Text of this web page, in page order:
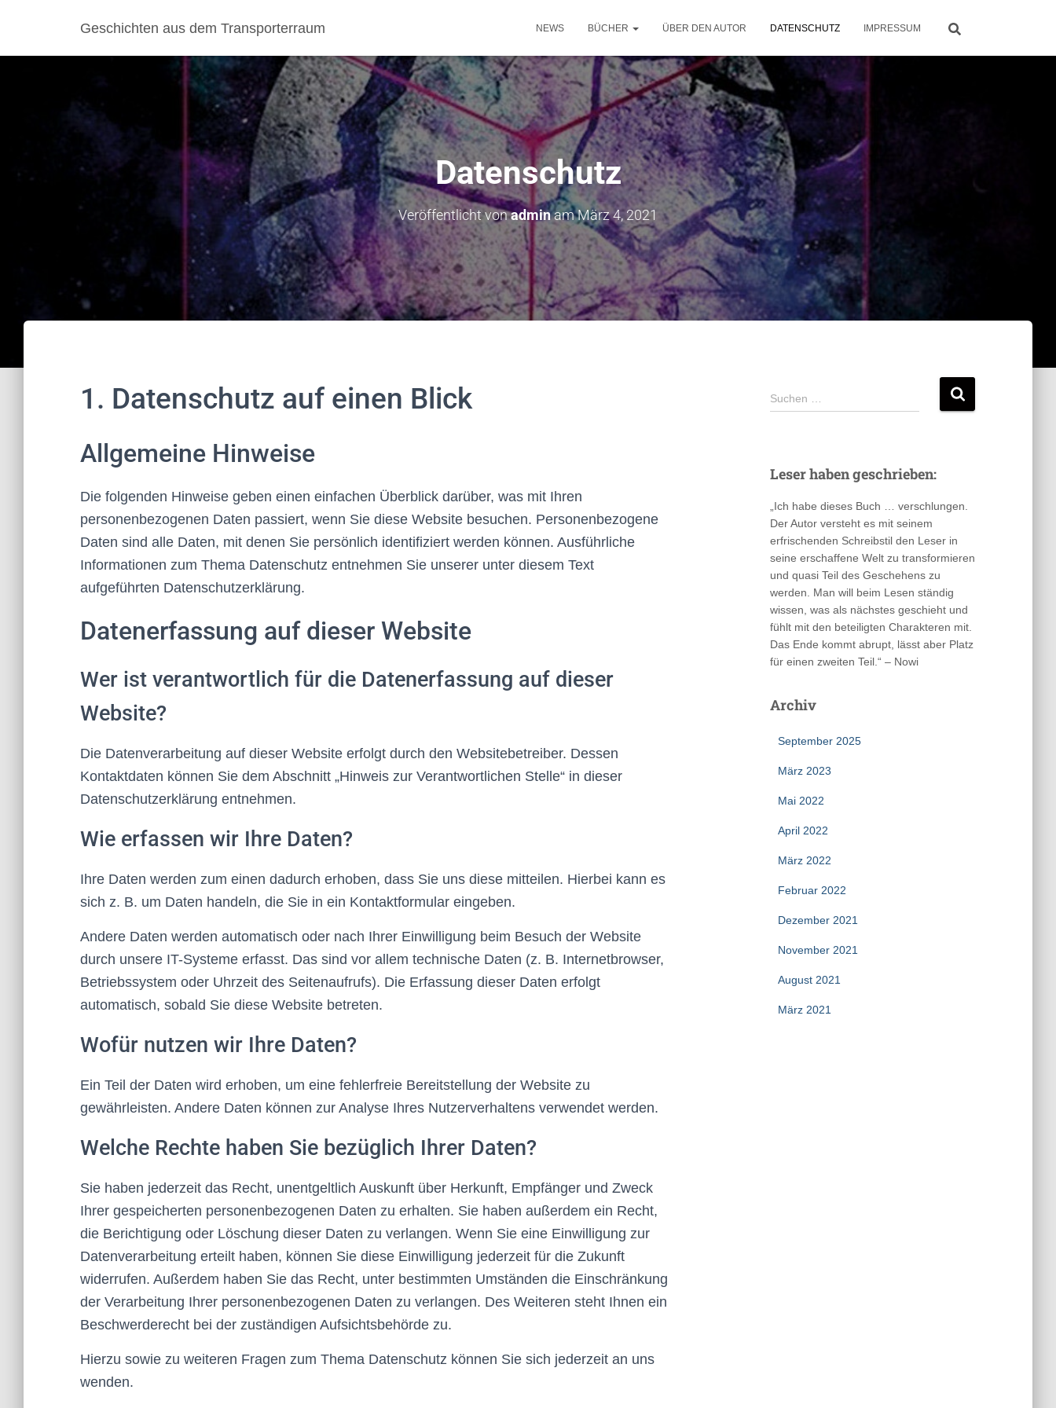
Geschichten aus dem Transporterraum NEWS BÜCHER ÜBER DEN AUTOR DATENSCHUTZ IMPRESSUM
Datenschutz
Veröffentlicht vonadminamMärz 4, 2021
1. Datenschutz auf einen Blick
Allgemeine Hinweise
Die folgenden Hinweise geben einen einfachen Überblick darüber, was mit Ihren
personenbezogenen Daten passiert, wenn Sie diese Website besuchen. Personenbezogene
Daten sind alle Daten, mit denen Sie persönlich identifiziert werden können. Ausführliche
Informationen zum Thema Datenschutz entnehmen Sie unserer unter diesem Text
aufgeführten Datenschutzerklärung.
Datenerfassung auf dieser Website
Wer ist verantwortlich für die Datenerfassung auf dieser
Website?
Die Datenverarbeitung auf dieser Website erfolgt durch den Websitebetreiber. Dessen
Kontaktdaten können Sie dem Abschnitt „Hinweis zur Verantwortlichen Stelle“ in dieser
Datenschutzerklärung entnehmen.
Wie erfassen wir Ihre Daten?
Ihre Daten werden zum einen dadurch erhoben, dass Sie uns diese mitteilen. Hierbei kann es
sich z. B. um Daten handeln, die Sie in ein Kontaktformular eingeben.
Andere Daten werden automatisch oder nach Ihrer Einwilligung beim Besuch der Website
durch unsere IT-Systeme erfasst. Das sind vor allem technische Daten (z. B. Internetbrowser,
Betriebssystem oder Uhrzeit des Seitenaufrufs). Die Erfassung dieser Daten erfolgt
automatisch, sobald Sie diese Website betreten.
Wofür nutzen wir Ihre Daten?
Ein Teil der Daten wird erhoben, um eine fehlerfreie Bereitstellung der Website zu
gewährleisten. Andere Daten können zur Analyse Ihres Nutzerverhaltens verwendet werden.
Welche Rechte haben Sie bezüglich Ihrer Daten?
Sie haben jederzeit das Recht, unentgeltlich Auskunft über Herkunft, Empfänger und Zweck
Ihrer gespeicherten personenbezogenen Daten zu erhalten. Sie haben außerdem ein Recht,
die Berichtigung oder Löschung dieser Daten zu verlangen. Wenn Sie eine Einwilligung zur
Datenverarbeitung erteilt haben, können Sie diese Einwilligung jederzeit für die Zukunft
widerrufen. Außerdem haben Sie das Recht, unter bestimmten Umständen die Einschränkung
der Verarbeitung Ihrer personenbezogenen Daten zu verlangen. Des Weiteren steht Ihnen ein
Beschwerderecht bei der zuständigen Aufsichtsbehörde zu.
Hierzu sowie zu weiteren Fragen zum Thema Datenschutz können Sie sich jederzeit an uns
wenden.
S
u
n
a
c
h
:
Suchen …
Leser haben geschrieben:
„Ich habe dieses Buch … verschlungen.
Der Autor versteht es mit seinem
erfrischenden Schreibstil den Leser in
seine erschaffene Welt zu transformieren
und quasi Teil des Geschehens zu
werden. Man will beim Lesen ständig
wissen, was als nächstes geschieht und
fühlt mit den beteiligten Charakteren mit.
Das Ende kommt abrupt, lässt aber Platz
für einen zweiten Teil.“ – Nowi
Archiv
September 2025
März 2023
Mai 2022
April 2022
März 2022
Februar 2022
Dezember 2021
November 2021
August 2021
März 2021